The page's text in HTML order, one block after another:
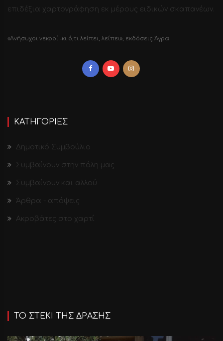
επιδέξια χαρτογράφηση εκ μέρους ειδικών σκαπανέων.
«Ανήσυχοι νεκροί -κι ό,τι λείπει, λείπει», εκδόσεις Άγρα
ΚΑΤΗΓΟΡΙΕΣ
Δημοτικό Συμβούλιο
Συμβαίνουν στην πόλη μας
Συμβαίνουν και αλλού
Άρθρα - απόψεις
Ακροβάτες στο χαρτί
ΤΟ ΣΤΕΚΙ ΤΗΣ ΔΡΑΣΗΣ